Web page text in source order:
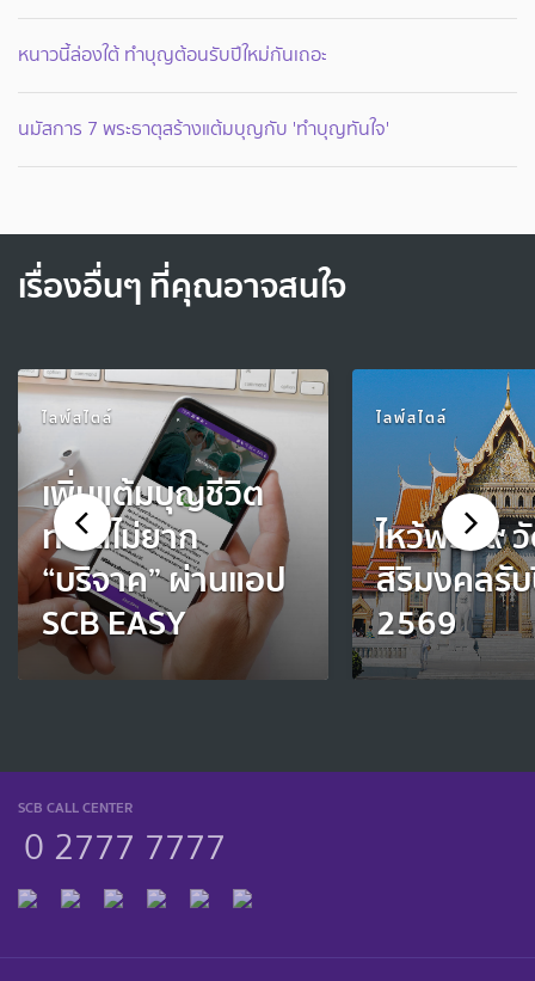
หนาวนี้ล่องใต้ ทำบุญต้อนรับปีใหม่กันเถอะ
นมัสการ 7 พระธาตุสร้างแต้มบุญกับ 'ทำบุญทันใจ'
เรื่องอื่นๆ ที่คุณอาจสนใจ
ไลฟ์สไตล์
เพิ่มแต้มบุญชีวิต
ทำได้ไม่ยาก
“บริจาค” ผ่านแอป
SCB EASY
ไลฟ์สไตล์
ไหว้พระ ๙
สิริมงคลรั
2569
SCB CALL CENTER
0 2777 7777